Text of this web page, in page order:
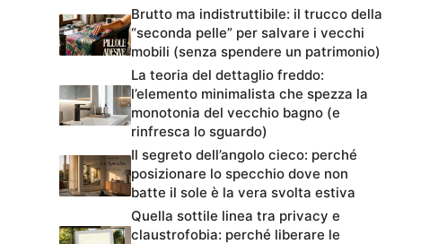
Brutto ma indistruttibile: il trucco della
“seconda pelle” per salvare i vecchi
mobili (senza spendere un patrimonio)
La teoria del dettaglio freddo:
l’elemento minimalista che spezza la
monotonia del vecchio bagno (e
rinfresca lo sguardo)
Il segreto dell’angolo cieco: perché
posizionare lo specchio dove non
batte il sole è la vera svolta estiva
Quella sottile linea tra privacy e
claustrofobia: perché liberare le